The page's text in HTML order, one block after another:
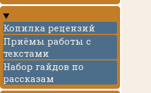
Копилка рецензий
Приёмы работы с
текстами
Набор гайдов по
рассказам